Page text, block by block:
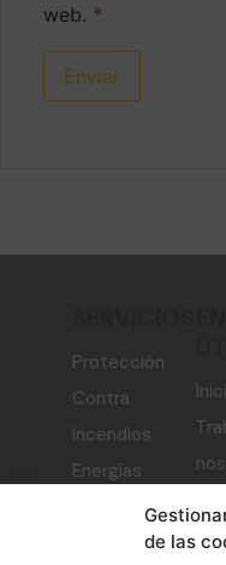
de las
web. *
Protección
Contra
Incendios
Energías
Renovables
Vigilancia